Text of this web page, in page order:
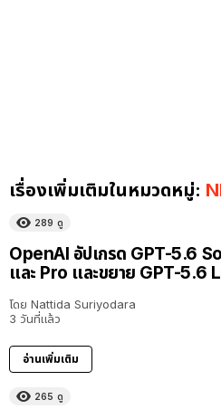
เรื่องเพิ่มเติมในหมวดหมู่:
289 ดู
OpenAI อัปเกรด GPT-5.6
และ Pro และขยาย GPT-5.6
โดย Nattida Suriyodara
3 วันที่แล้ว
อ่านเพิ่มเติม
265 ดู